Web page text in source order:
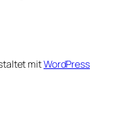
mitWordPress